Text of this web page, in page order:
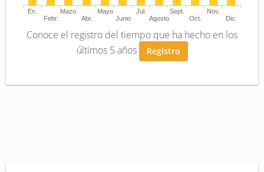
En.
Febr.
Mazo.
Abr.
Mayo
Junio
Jul.
Agosto
Sept.
Oct.
Nov.
Dic.
Conoce el registro del tiempo que ha hecho en los
últimos 5 años
Registro